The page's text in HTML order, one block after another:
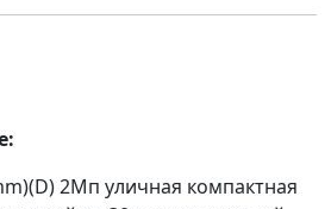
2Мп уличная компактная